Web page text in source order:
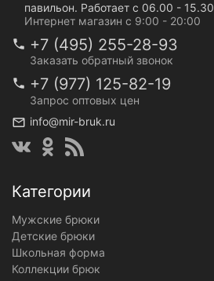
павильон. Работает с 06.00 - 15.30
Интернет магазин с 9:00 - 20:00
+7 (495) 255-28-93
Заказать обратный звонок
+7 (977) 125-82-19
Запрос оптовых цен
info@mir-bruk.ru
Категории
Мужские брюки
Детские брюки
Школьная форма
Коллекции брюк